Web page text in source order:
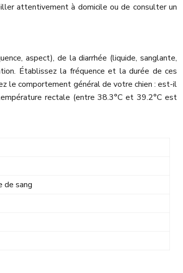
attentivement à domicile ou de consulter un
aspect), de la diarrhée (liquide, sanglante,
Établissez la fréquence et la durée de ces
le comportement général de votre chien : est-il
rectale (entre 38.3°C et 39.2°C est
de sang